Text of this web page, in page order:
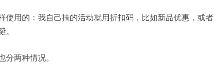
用的：我自己搞的活动就用折扣码，比如新品优惠，或者
两种情况。